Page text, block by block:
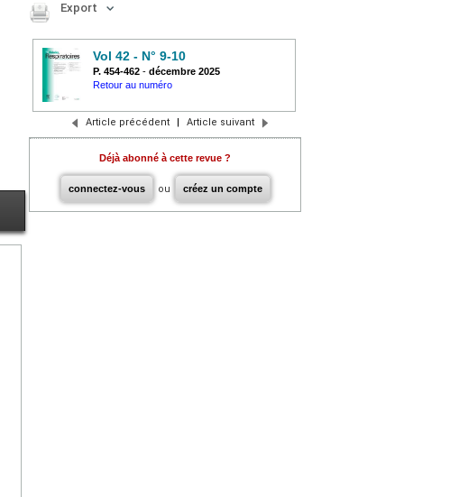
Export
Vol 42 - N° 9-10
P. 454-462 - décembre 2025
Retour au numéro
Article précédent | Article suivant
Déjà abonné à cette revue ?
connectez-vous ou créez un compte